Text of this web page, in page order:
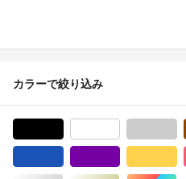
カラーで絞り込み